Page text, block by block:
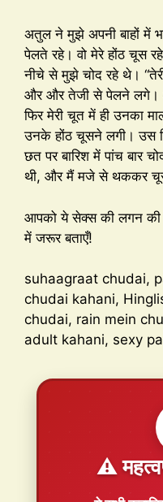
अतुल ने मुझे अपनी बाहों में
पेलते रहे। वो मेरे होंठ चूस
नीचे से मुझे चोद रहे थे।
और और तेजी से पेलने
फिर मेरी चूत में ही उनका
उनके होंठ चूसने लगी। उस
छत पर बारिश में पांच बार
थी, और मैं मजे से थककर
आपको ये सेक्स की लगन की
में जरूर बताएँ!
suhaagraat chudai,
chudai kahani,
chudai, rain mein
adult kahani, sexy
⚠️